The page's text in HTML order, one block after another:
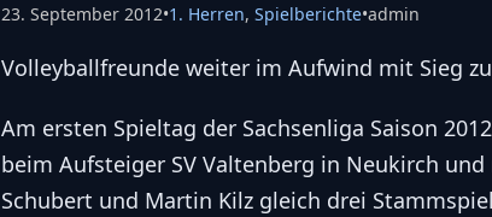
23. September 2012•1. Herren, Spielberichte•admin
Volleyballfreunde weiter im Aufwind mit Sieg
Am ersten Spieltag der Sachsenliga Saison
beim Aufsteiger SV Valtenberg in Neukirch
Schubert und Martin Kilz gleich drei